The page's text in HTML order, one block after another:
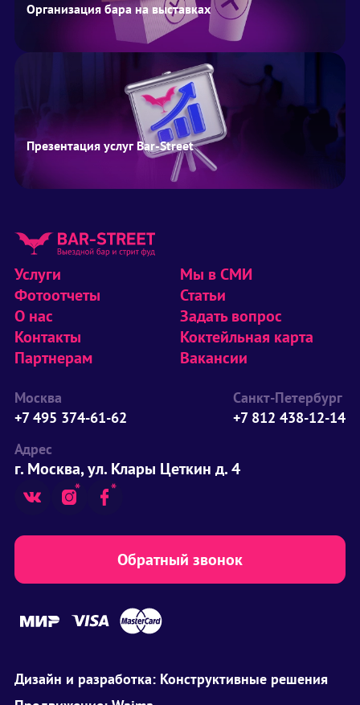
Организация бара на выставках
Презентация услуг Bar-Street
Услуги
Фотоотчеты
О нас
Контакты
Партнерам
Мы в СМИ
Статьи
Задать вопрос
Коктейльная карта
Вакансии
Москва
+7 495 374-61-62
Санкт-Петербург
+7 812 438-12-14
Адрес
г. Москва, ул. Клары Цеткин д. 4
Обратный звонок
Дизайн и разработка: Конструктивные решения